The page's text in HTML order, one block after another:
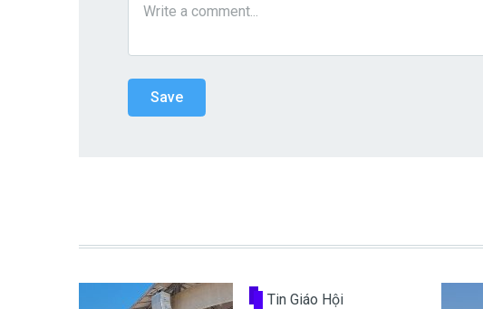
Tin Giáo Hội